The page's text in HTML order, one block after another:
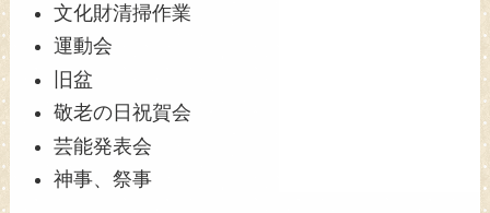
文化財清掃作業
運動会
旧盆
敬老の日祝賀会
芸能発表会
神事、祭事